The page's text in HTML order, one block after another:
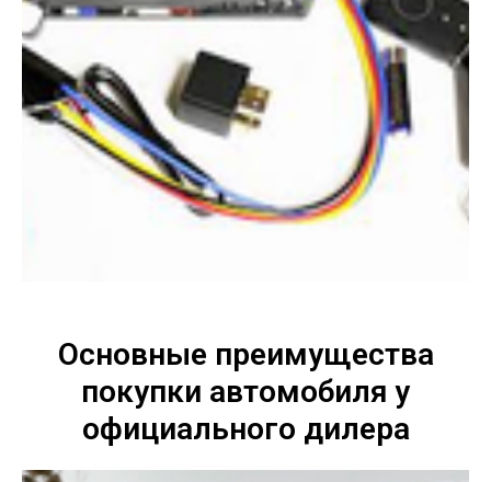
Основные преимущества
покупки автомобиля у
официального дилера